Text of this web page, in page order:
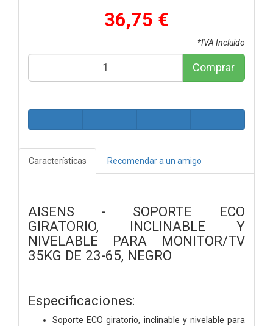
36,75 €
*IVA Incluido
Comprar
Características Recomendar a un amigo
AISENS - SOPORTE ECO
GIRATORIO, INCLINABLE Y
NIVELABLE PARA MONITOR/TV
35KG DE 23-65, NEGRO
Especificaciones:
Soporte ECO giratorio, inclinable y nivelable para